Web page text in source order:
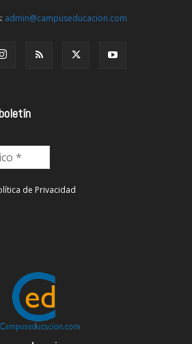
admin@campuseducacion.com
de Privacidad